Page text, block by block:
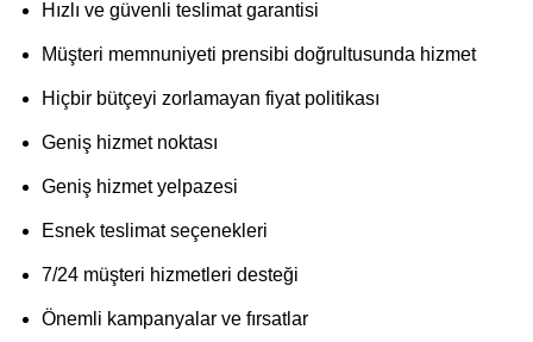
Hızlı ve güvenli teslimat garantisi
Müşteri memnuniyeti prensibi doğrultusunda hizmet
Hiçbir bütçeyi zorlamayan fiyat politikası
Geniş hizmet noktası
Geniş hizmet yelpazesi
Esnek teslimat seçenekleri
7/24 müşteri hizmetleri desteği
Önemli kampanyalar ve fırsatlar